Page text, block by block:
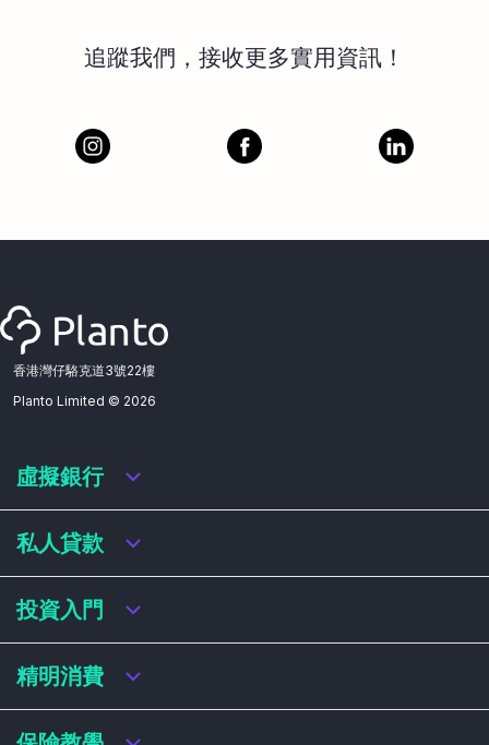
追蹤我們，接收更多實用資訊！
香港灣仔駱克道3號22樓
Planto Limited © 2026
虛擬銀行
虛擬銀行迎新優惠
虛擬銀行存款利率比較
虛擬銀行銀扣賬卡 / 信用卡
虛擬銀行貸款
私人貸款
私人貸款年利率比較
網上即批貸款
結餘轉戶
稅務貸款
投資入門
港股戶口收費及迎新優惠
基金平台比較
精明消費
網購信用卡